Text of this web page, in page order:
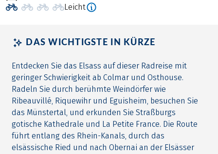
Leicht
DAS WICHTIGSTE IN KÜRZE
Entdecken Sie das Elsass auf dieser Radreise mit
geringer Schwierigkeit ab Colmar und Osthouse.
Radeln Sie durch berühmte Weindörfer wie
Ribeauvillé, Riquewihr und Eguisheim, besuchen Sie
das Münstertal, und erkunden Sie Straßburgs
gotische Kathedrale und La Petite France. Die Route
führt entlang des Rhein-Kanals, durch das
elsässische Ried und nach Obernai an der Elsässer